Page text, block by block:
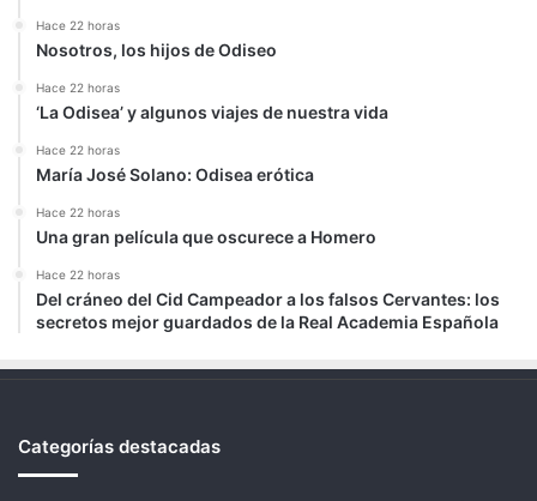
Hace 22 horas
Nosotros, los hijos de Odiseo
Hace 22 horas
‘La Odisea’ y algunos viajes de nuestra vida
Hace 22 horas
María José Solano: Odisea erótica
Hace 22 horas
Una gran película que oscurece a Homero
Hace 22 horas
Del cráneo del Cid Campeador a los falsos Cervantes: los
secretos mejor guardados de la Real Academia Española
Categorías destacadas